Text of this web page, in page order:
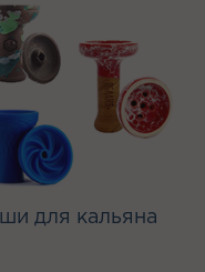
для кальяна